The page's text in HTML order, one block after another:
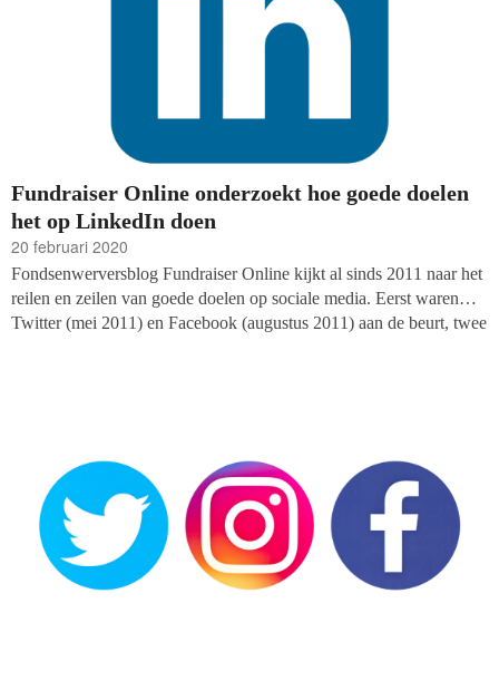
Fundraiser Online onderzoekt hoe goede doelen
het op LinkedIn doen
20 februari 2020
Fondsenwerversblog Fundraiser Online kijkt al sinds 2011 naar het
reilen en zeilen van goede doelen op sociale media. Eerst waren
Twitter (mei 2011) en Facebook (augustus 2011) aan de beurt, twee